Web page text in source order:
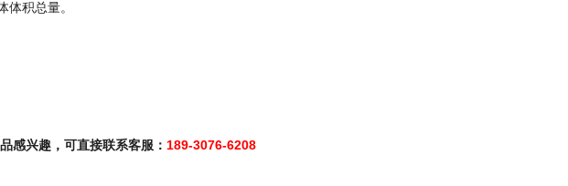
积总量。
感兴趣，可直接联系客服 ： 189-3076-6208